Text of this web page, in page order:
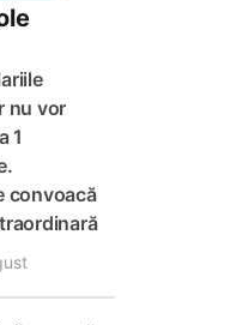
nu vor
1
convoacă